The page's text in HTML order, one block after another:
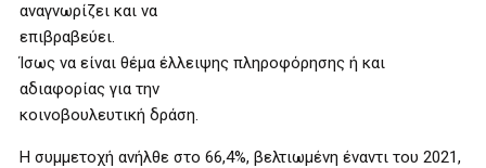
αναγνωρίζει και να
επιβραβεύει.
Ίσως να είναι θέμα έλλειψης πληροφόρησης ή και
αδιαφορίας για την
κοινοβουλευτική δράση.
Η συμμετοχή ανήλθε στο 66,4%, βελτιωμένη έναντι του 2021,